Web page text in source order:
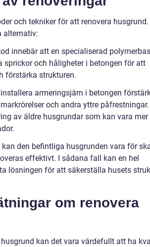
och tekniker för att renovera husgrund.
alternativ:
innebär att en specialiserad
och håligheter i betongen för att
förstärka strukturen.
armeringsjärn i betongen
och andra yttre
av äldre husgrundar som kan vara mer
den befintliga husgrunden vara för
effektivt. I sådana fall kan en hel
lösningen för att säkerställa husets
om renovera
kan det vara värdefullt att ha